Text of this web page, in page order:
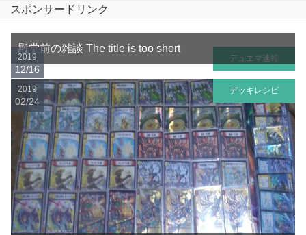
スポンサードリンク
デュエマ速報
殿堂前の雑談 The title is too short
2019
12/16
デッキレシピ
2019
02/24